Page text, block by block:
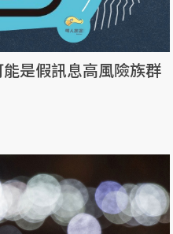
是假訊息高風險族群